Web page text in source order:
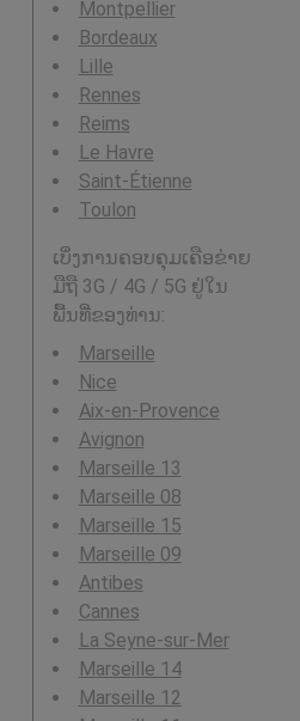
Montpellier
Bordeaux
Lille
Rennes
Reims
Le Havre
Saint-Étienne
Toulon
ເບິ່ງການຄອບຄຸມເຄືອຂ່າຍ
ມືຖື 3G / 4G / 5G ຢູ່ໃນ
ພື້ນທີ່ຂອງທ່ານ:
Marseille
Nice
Aix-en-Provence
Avignon
Marseille 13
Marseille 08
Marseille 15
Marseille 09
Antibes
Cannes
La Seyne-sur-Mer
Marseille 14
Marseille 12